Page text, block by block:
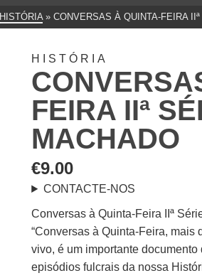
HISTÓRIA » CONVERSAS À QUINTA-FEIRA
HISTÓRIA
FEIRA IIª
MACHADO
€9.00
CONTACTE-NOS
Conversas à Quinta-Feira IIª
“Conversas à Quinta-Feira,
vivo, é um importante
episódios fulcrais da nossa